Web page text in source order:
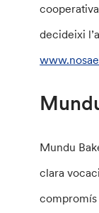
decideixi
Mundu
clara
compromís